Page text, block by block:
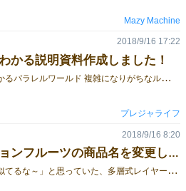
Mazy Machine
かる説明資料作成しました！
一
目でわかるパラレルワールド 複雑になりがちなルール説明をA４一枚に収まるよう工夫しました。 別途、神キャラクター・神器の一覧資料は必要なものの、 こちらがあればとりあえずルールは分かって頂けると思います。 大人がハマるボードゲーム ParallelWorld -パラレルワールド- https://www.parallelworld-boardgame.com/
2018/9/16 17:22
プレジャライフ
パッションフルーツの商品名を変更しました。
「
何かに似てるな～」と思っていた、多層式レイヤー多面体ダイス7個セット【パッションフルーツ】が 焼き芋に似ていることに気付いたので商品名をパッションフルーツから 秋らしい「焼き芋」に変更しました。 黒いツブツブをパッションフルーツの種としてではなく、 焼き芋の焦げた皮の破片としてみれば、 蜜タップリの焼き芋に見えてきます。 ◆蜜たっぷりの焼き芋のサイコロはこちら ドラタコ
2018/9/16 8:20